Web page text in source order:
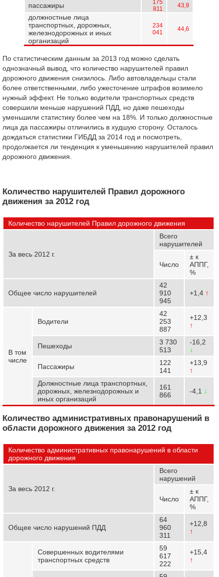
пассажиры
175
811
43,9
должностные лица
транспортных, дорожных,
железнодорожных и иных
организаций
234
041
44,6
По статистическим данным за 2013 год можно сделать
однозначный вывод, что количество нарушителей правил
дорожного движения снизилось. Либо автовладельцы стали
более ответственными, либо ужесточение штрафов возимело
нужный эффект. Не только водители транспортных средств
совершили меньше нарушений ПДД, но даже пешеходы
уменьшили статистику более чем на 18%. И только должностные
лица да пассажиры отличились в худшую сторону. Осталось
дождаться статистики ГИБДД за 2014 год и посмотреть,
продолжается ли тенденция к уменьшению нарушителей правил
дорожного движения.
Количество нарушителей Правил дорожного
движения за 2012 год
Количество нарушителей Правил дорожного движения
За весь 2012 г.
Всего
нарушителей
Число
± к
АППГ,
%
Общее число нарушителей
42
910
945
+1,4 ↑
В том
числе
Водители
42
253
887
+12,3
↑
Пешеходы
3 730
513
-16,2
↓
Пассажиры
122
141
+13,9
↑
Должностные лица транспортных,
дорожных, железнодорожных и
иных организаций
161
866
-4,1 ↓
Количество административных правонарушений в
области дорожного движения за 2012 год
Количество административных правонарушений в области
дорожного движения
За весь 2012 г.
Всего
нарушений
Число
± к
АППГ,
%
Общее число нарушений ПДД
64
960
311
+12,8
↑
Совершенных водителями
транспортных средств
59
617
222
+15,4
↑